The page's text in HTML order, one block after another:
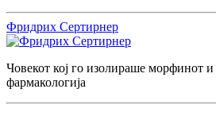
Фридрих Сертирнер
Човекот кој го изолираше морфинот
фармакологија